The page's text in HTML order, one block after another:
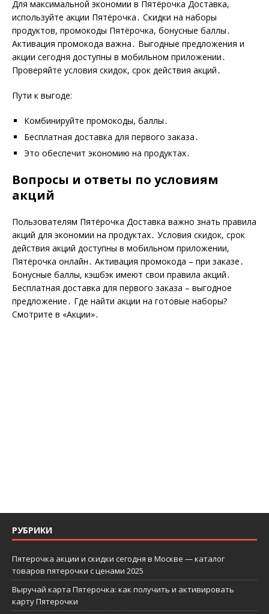
Для максимальной экономии в Пятёрочка Доставка,
используйте акции Пятёрочка․ Скидки на наборы
продуктов, промокоды Пятёрочка, бонусные баллы․
Активация промокода важна․ Выгодные предложения и
акции сегодня доступны в мобильном приложении․
Проверяйте условия скидок, срок действия акций․
Пути к выгоде:
Комбинируйте промокоды, баллы․
Бесплатная доставка для первого заказа․
Это обеспечит экономию на продуктах․
Вопросы и ответы по условиям
акций
Пользователям Пятёрочка Доставка важно знать правила
акций для экономии на продуктах․ Условия скидок, срок
действия акций доступны в мобильном приложении,
Пятёрочка онлайн․ Активация промокода – при заказе․
Бонусные баллы, кэшбэк имеют свои правила акций․
Бесплатная доставка для первого заказа – выгодное
предложение․ Где найти акции на готовые наборы?
Смотрите в «Акции»․
РУБРИКИ
Пятерочка акции и скидки сегодня в Москве — каталог
товаров пятерочки с ценами 2025
Выручай карта Пятерочка: как получить и активировать
карту Пятерочки